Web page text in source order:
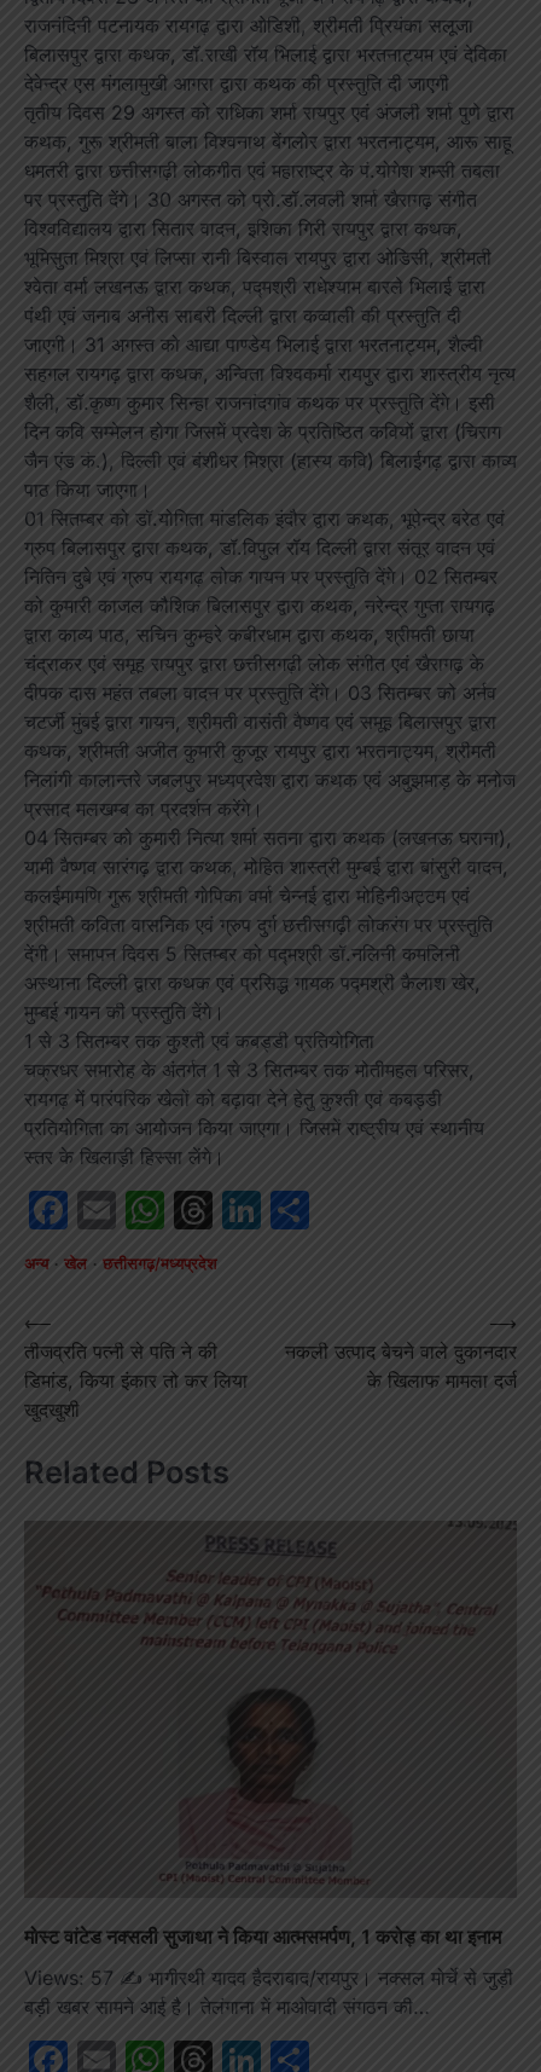
राजनंदिनी पटनायक रायगढ़ द्वारा ओडिशी, श्रीमती प्रियंका सलूजा
बिलासपुर द्वारा कथक, डॉ.राखी रॉय भिलाई द्वारा भरतनाट्यम एवं देविका
देवेन्द्र एस मंगलामुखी आगरा द्वारा कथक की प्रस्तुति दी जाएगी
तृतीय दिवस 29 अगस्त को राधिका शर्मा रायपुर एवं अंजली शर्मा पुणे द्वारा
कथक, गुरू श्रीमती बाला विश्वनाथ बेंगलोर द्वारा भरतनाट्यम, आरू साहू
धमतरी द्वारा छत्तीसगढ़ी लोकगीत एवं महाराष्ट्र के पं.योगेश शम्सी तबला
पर प्रस्तुति देंगे। 30 अगस्त को प्रो.डॉ.लवली शर्मा खैरागढ़ संगीत
विश्वविद्यालय द्वारा सितार वादन, इशिका गिरी रायपुर द्वारा कथक,
भूमिसुता मिश्रा एवं लिप्सा रानी बिस्वाल रायपुर द्वारा ओडिसी, श्रीमती
श्वेता वर्मा लखनऊ द्वारा कथक, पद्मश्री राधेश्याम बारले भिलाई द्वारा
पंथी एवं जनाब अनीस साबरी दिल्ली द्वारा कव्वाली की प्रस्तुति दी
जाएगी। 31 अगस्त को आद्या पाण्डेय भिलाई द्वारा भरतनाट्यम, शैल्वी
सहगल रायगढ़ द्वारा कथक, अन्विता विश्वकर्मा रायपुर द्वारा शास्त्रीय नृत्य
शैली, डॉ.कृष्ण कुमार सिन्हा राजनांदगांव कथक पर प्रस्तुति देंगे। इसी
दिन कवि सम्मेलन होगा जिसमें प्रदेश के प्रतिष्ठित कवियों द्वारा (चिराग
जैन एंड कं.), दिल्ली एवं बंशीधर मिश्रा (हास्य कवि) बिलाईगढ़ द्वारा काव्य
पाठ किया जाएगा।
01 सितम्बर को डॉ.योगिता मांडलिक इंदौर द्वारा कथक, भूपेन्द्र बरेठ एवं
ग्रुप बिलासपुर द्वारा कथक, डॉ.विपुल रॉय दिल्ली द्वारा संतूर वादन एवं
नितिन दुबे एवं ग्रुप रायगढ़ लोक गायन पर प्रस्तुति देंगे। 02 सितम्बर
को कुमारी काजल कौशिक बिलासपुर द्वारा कथक, नरेन्द्र गुप्ता रायगढ़
द्वारा काव्य पाठ, सचिन कुम्हरे कबीरधाम द्वारा कथक, श्रीमती छाया
चंद्राकर एवं समूह रायपुर द्वारा छत्तीसगढ़ी लोक संगीत एवं खैरागढ़ के
दीपक दास महंत तबला वादन पर प्रस्तुति देंगे। 03 सितम्बर को अर्नव
चटर्जी मुंबई द्वारा गायन, श्रीमती वासंती वैष्णव एवं समूह बिलासपुर द्वारा
कथक, श्रीमती अजीत कुमारी कुजूर रायपुर द्वारा भरतनाट्यम, श्रीमती
निलांगी कालान्तरे जबलपुर मध्यप्रदेश द्वारा कथक एवं अबुझमाड़ के मनोज
प्रसाद मलखम्ब का प्रदर्शन करेंगे।
04 सितम्बर को कुमारी नित्या शर्मा सतना द्वारा कथक (लखनऊ घराना),
यामी वैष्णव सारंगढ़ द्वारा कथक, मोहित शास्त्री मुम्बई द्वारा बांसुरी वादन,
कलईमामणि गुरू श्रीमती गोपिका वर्मा चेन्नई द्वारा मोहिनीअट्टम एवं
श्रीमती कविता वासनिक एवं ग्रुप दुर्ग छत्तीसगढ़ी लोकरंग पर प्रस्तुति
देंगी। समापन दिवस 5 सितम्बर को पद्मश्री डॉ.नलिनी कमलिनी
अस्थाना दिल्ली द्वारा कथक एवं प्रसिद्ध गायक पद्मश्री कैलाश खेर,
मुम्बई गायन की प्रस्तुति देंगे।
1 से 3 सितम्बर तक कुश्ती एवं कबड्डी प्रतियोगिता
चक्रधर समारोह के अंतर्गत 1 से 3 सितम्बर तक मोतीमहल परिसर,
रायगढ़ में पारंपरिक खेलों को बढ़ावा देने हेतु कुश्ती एवं कबड्डी
प्रतियोगिता का आयोजन किया जाएगा। जिसमें राष्ट्रीय एवं स्थानीय
स्तर के खिलाड़ी हिस्सा लेंगे।
Facebook
EmailWhatsApp
Threads
LinkedIn
अन्य खेल छत्तीसगढ़/मध्यप्रदेश
Post
navigation
⟵
तीजव्रति पत्नी से पति ने की
डिमांड, किया इंकार तो कर लिया
खुदखुशी
नकली उत्पाद बेचने वाले दुकानदार
के खिलाफ मामला दर्ज
⟶
Related Posts
मोस्ट वांटेड नक्सली सुजाथा ने किया आत्मसमर्पण, 1 करोड़ का था इनाम
Views: 57 ✍️ भागीरथी यादव हैदराबाद/रायपुर। नक्सल मोर्चे से जुड़ी
बड़ी खबर सामने आई है। तेलंगाना में माओवादी संगठन की…
Facebook
EmailWhatsApp
Threads
LinkedIn